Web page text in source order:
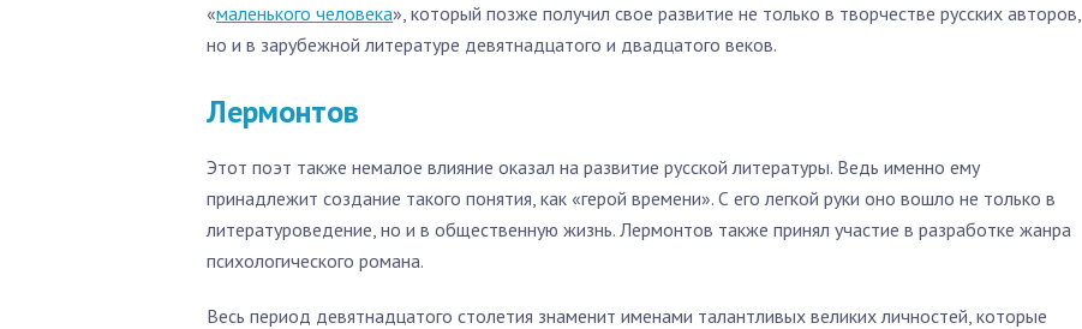
«маленького человека», который позже получил свое развитие не только в творчестве русских авторов,
но и в зарубежной литературе девятнадцатого и двадцатого веков.
Лермонтов
Этот поэт также немалое влияние оказал на развитие русской литературы. Ведь именно ему
принадлежит создание такого понятия, как «герой времени». С его легкой руки оно вошло не только в
литературоведение, но и в общественную жизнь. Лермонтов также принял участие в разработке жанра
психологического романа.
Весь период девятнадцатого столетия знаменит именами талантливых великих личностей, которые